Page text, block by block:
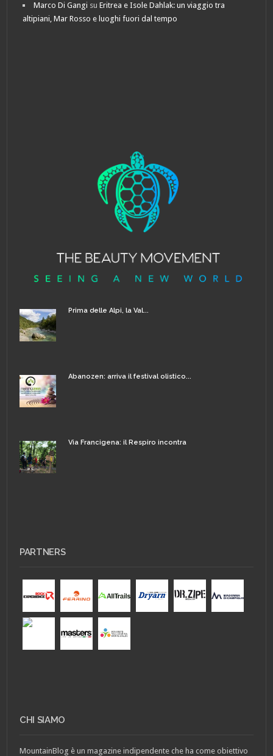
Marco Di Gangi suEritrea e Isole Dahlak: un viaggio tra
altipiani, Mar Rosso e luoghi fuori dal tempo
Prima delle Alpi, la Val...
Abanozen: arriva il festival olistico...
Via Francigena: il Respiro incontra
PARTNERS
CHI SIAMO
MountainBlog è un magazine indipendente che ha come obiettivo